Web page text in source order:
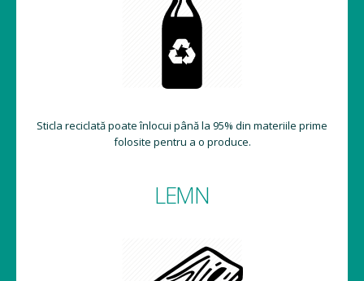
Sticla reciclată poate înlocui până la 95% din materiile prime
folosite pentru a o produce.
LEMN